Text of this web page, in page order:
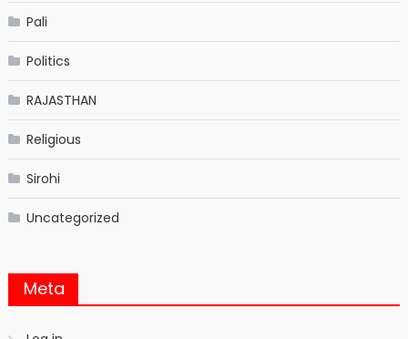
Pali
Politics
RAJASTHAN
Religious
Sirohi
Uncategorized
Meta